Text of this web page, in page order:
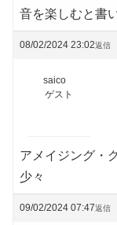
音を楽しむと書
08/02/2024 23:02返信
saico
ゲスト
アメイジング・
少々
09/02/2024 07:47返信